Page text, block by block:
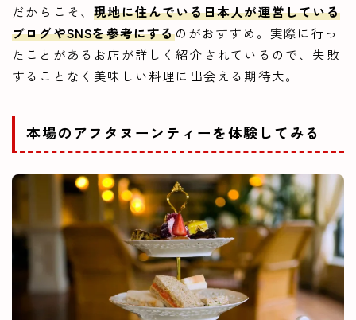
だからこそ、現地に住んでいる日本人が運営している
ブログやSNSを参考にするのがおすすめ。実際に行っ
たことがあるお店が詳しく紹介されているので、失敗
することなく美味しい料理に出会える期待大。
本場のアフタヌーンティーを体験してみる